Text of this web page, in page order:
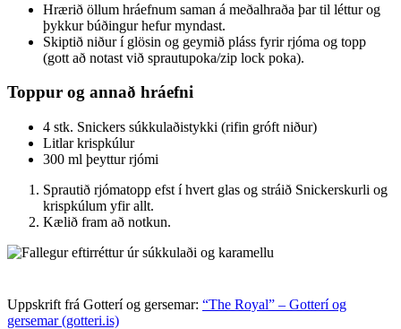
Hrærið öllum hráefnum saman á meðalhraða þar til léttur og
þykkur búðingur hefur myndast.
Skiptið niður í glösin og geymið pláss fyrir rjóma og topp
(gott að notast við sprautupoka/zip lock poka).
Toppur og annað hráefni
4 stk. Snickers súkkulaðistykki (rifin gróft niður)
Litlar krispkúlur
300 ml þeyttur rjómi
Sprautið rjómatopp efst í hvert glas og stráið Snickerskurli og
krispkúlum yfir allt.
Kælið fram að notkun.
Uppskrift frá Gotterí og gersemar: “The Royal” – Gotterí og
gersemar (gotteri.is)